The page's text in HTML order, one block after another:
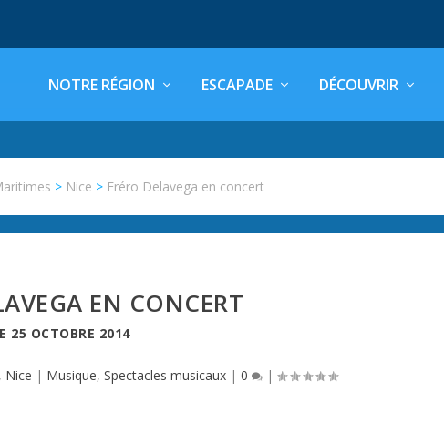
NOTRE RÉGION ESCAPADE DÉCOUVRIR
> Nice > Fréro Delavega en concert
EN CONCERT
25 OCTOBRE 2014
Nice | Musique, Spectacles musicaux| 0 |